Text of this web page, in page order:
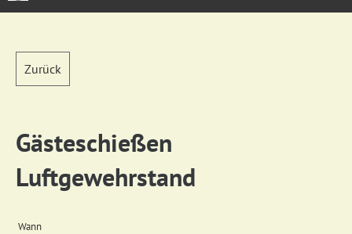
Zurück
Gästeschießen
Luftgewehrstand
Wann